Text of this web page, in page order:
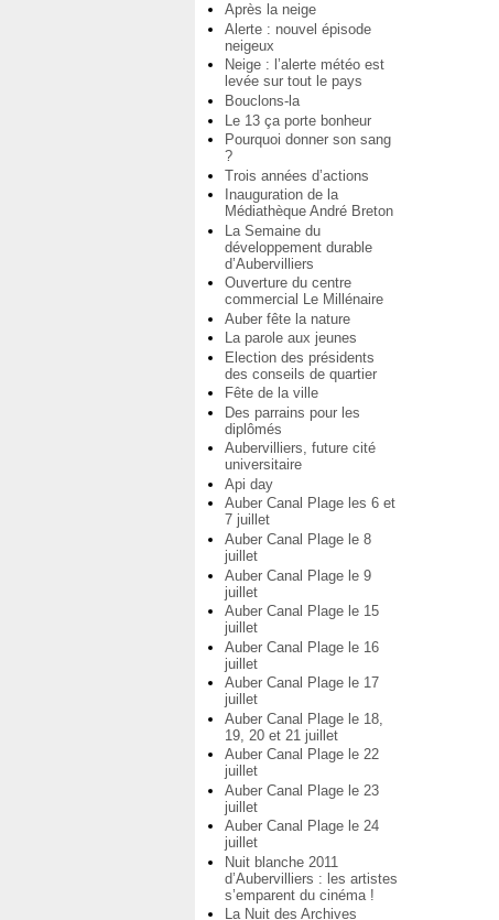
Après la neige
Alerte : nouvel épisode
neigeux
Neige : l’alerte météo est
levée sur tout le pays
Bouclons-la
Le 13 ça porte bonheur
Pourquoi donner son sang
?
Trois années d’actions
Inauguration de la
Médiathèque André Breton
La Semaine du
développement durable
d’Aubervilliers
Ouverture du centre
commercial Le Millénaire
Auber fête la nature
La parole aux jeunes
Election des présidents
des conseils de quartier
Fête de la ville
Des parrains pour les
diplômés
Aubervilliers, future cité
universitaire
Api day
Auber Canal Plage les 6 et
7 juillet
Auber Canal Plage le 8
juillet
Auber Canal Plage le 9
juillet
Auber Canal Plage le 15
juillet
Auber Canal Plage le 16
juillet
Auber Canal Plage le 17
juillet
Auber Canal Plage le 18,
19, 20 et 21 juillet
Auber Canal Plage le 22
juillet
Auber Canal Plage le 23
juillet
Auber Canal Plage le 24
juillet
Nuit blanche 2011
d’Aubervilliers : les artistes
s’emparent du cinéma !
La Nuit des Archives